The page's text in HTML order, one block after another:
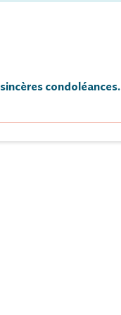
condoléances.